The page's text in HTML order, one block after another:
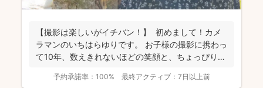
【撮影は楽しいがイチバン！】 初めまして！カメ
ラマンのいちはらゆりです。 お子様の撮影に携わっ
て10年、数えきれないほどの笑顔と、ちょっぴり泣
予約承諾率： 100% 最終アクティブ： 7日以上前